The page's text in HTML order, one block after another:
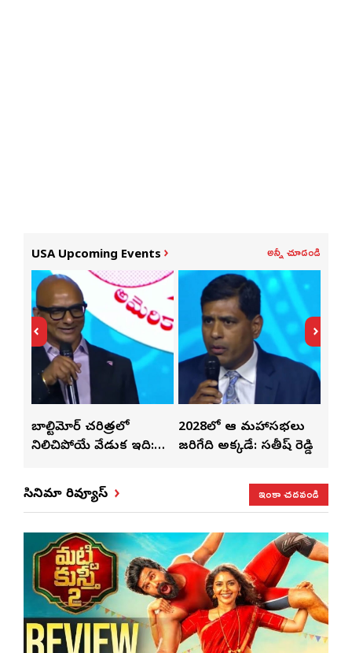
USA Upcoming Events అన్నీ చూడండి
బాల్టిమోర్ చరిత్రలో
నిలిచిపోయే వేడుక ఇది:
2028లో ఆటా మహాసభలు
జరిగేది అక్కడే: సతీష్ రెడ్డి
సినిమా రివ్యూస్ ఇంకా చదవండి